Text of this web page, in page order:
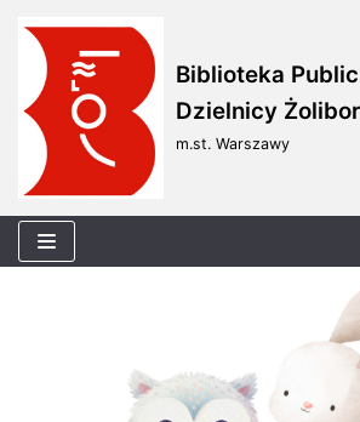
Skocz
do
treści
Biblioteka
Dzielnicy
m.st. Warszawy